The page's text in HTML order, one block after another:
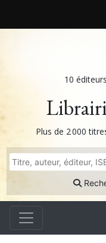
10
Plus de 2 000